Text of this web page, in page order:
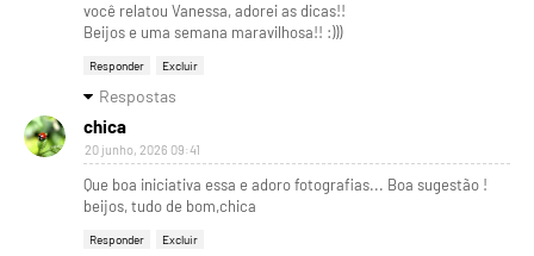
você relatou Vanessa, adorei as dicas!!
Beijos e uma semana maravilhosa!! :)))
Responder Excluir
Respostas
chica
20 junho, 2026 09:41
Que boa iniciativa essa e adoro fotografias... Boa sugestão !
beijos, tudo de bom,chica
Responder Excluir